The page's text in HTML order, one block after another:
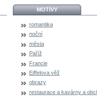
MOTIVY
romantika
noční
města
Paříž
Francie
Eiffelova věž
obrazy
restaurace a kavárny a